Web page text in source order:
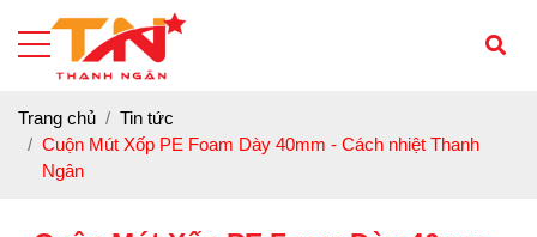
Trang chủ
Tin tức
Cuộn Mút Xốp PE Foam Dày 40mm - Cách nhiệt Thanh
Ngân